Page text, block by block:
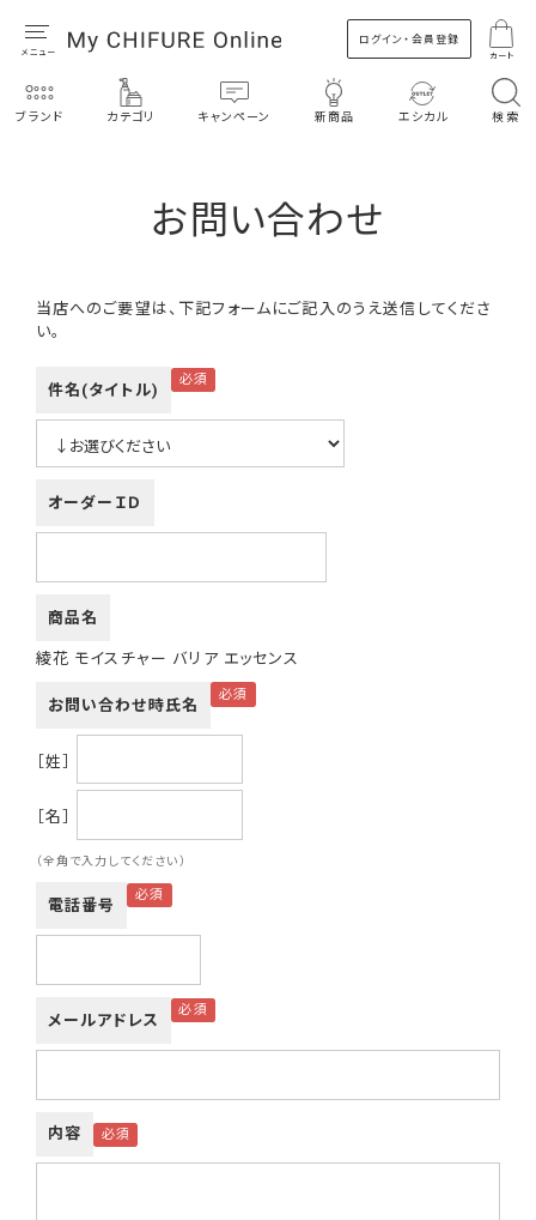
ログイン・会員登録
カート
ブランド カテゴリ キャンペーン 新商品 エシカル 検索
お問い合わせ
当店へのご要望は、下記フォームにご記入のうえ送信してくださ
い。
件名(タイトル)
オーダーＩＤ
商品名
綾花 モイスチャー バリア エッセンス
お問い合わせ時氏名
［姓］
［名］
（全角で入力してください）
電話番号
メールアドレス
内容